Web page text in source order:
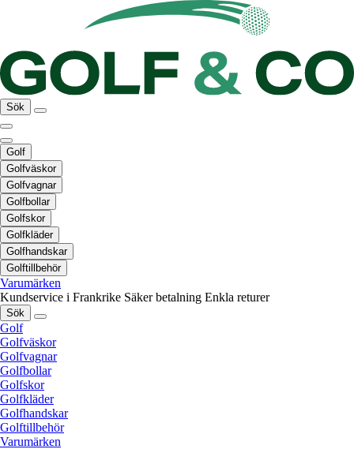
Sök
Golf
Golfväskor
Golfvagnar
Golfbollar
Golfskor
Golfkläder
Golfhandskar
Golftillbehör
Varumärken
Kundservice i Frankrike Säker betalning Enkla returer
Sök
Golf
Golfväskor
Golfvagnar
Golfbollar
Golfskor
Golfkläder
Golfhandskar
Golftillbehör
Varumärken